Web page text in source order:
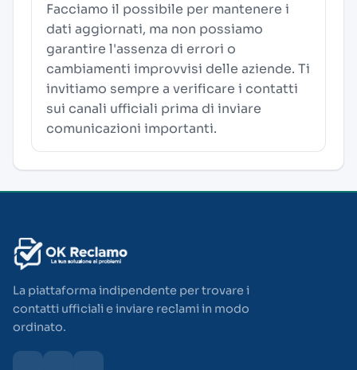
Facciamo il possibile per mantenere i
dati aggiornati, ma non possiamo
garantire l'assenza di errori o
cambiamenti improvvisi delle aziende. Ti
invitiamo sempre a verificare i contatti
sui canali ufficiali prima di inviare
comunicazioni importanti.
La piattaforma indipendente per trovare i
contatti ufficiali e inviare reclami in modo
ordinato.